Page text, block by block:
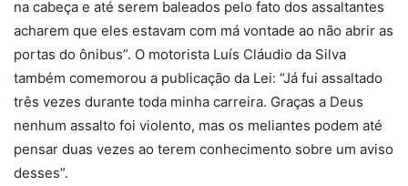
na cabeça e até serem baleados pelo fato dos assaltantes
acharem que eles estavam com má vontade ao não abrir as
portas do ônibus”. O motorista Luís Cláudio da Silva
também comemorou a publicação da Lei: “Já fui assaltado
três vezes durante toda minha carreira. Graças a Deus
nenhum assalto foi violento, mas os meliantes podem até
pensar duas vezes ao terem conhecimento sobre um aviso
desses”.